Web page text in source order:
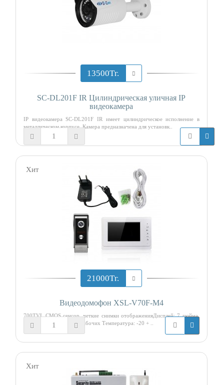
13500Тг.
SC-DL201F IR Цилиндрическая уличная IP
видеокамера
IP видеокамера SC-DL201F IR имеет цилиндрическое исполнение в
металлическом корпусе. Камера предназначена для установк..
Хит
21000Тг.
Видеодомофон XSL-V70F-M4
700TVL CMOS сенсор, четкие снимки отображенияДисплей: 7 дюйма
TFTОткрытый Камера рабочих Температура: -20 + ..
Хит